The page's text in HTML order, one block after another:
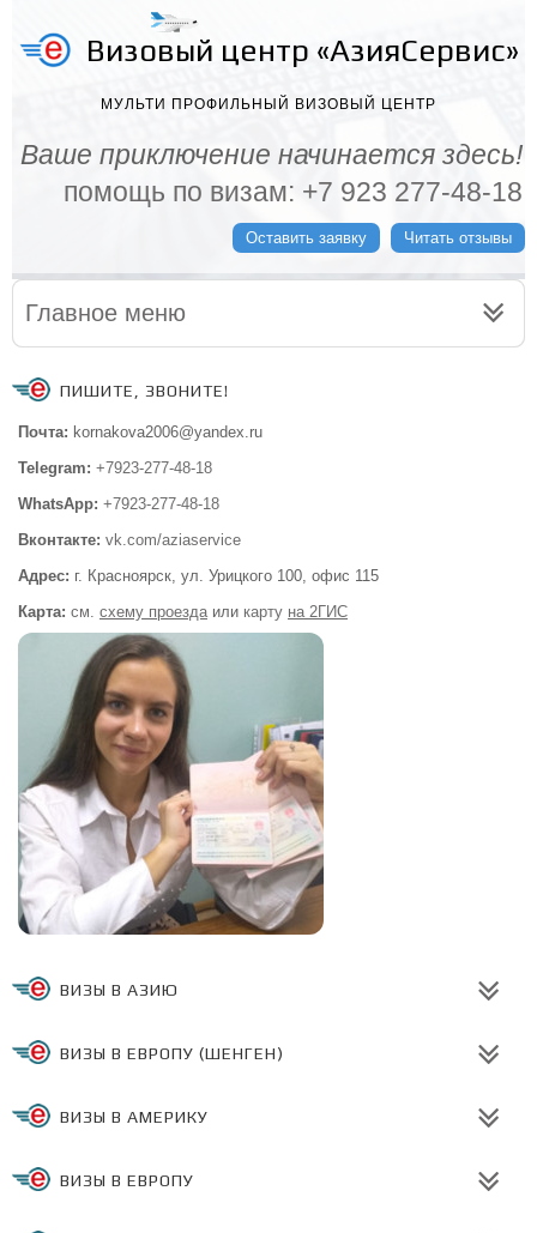
Визовый центр «АзияСервис»
МУЛЬТИ ПРОФИЛЬНЫЙ ВИЗОВЫЙ ЦЕНТР
Ваше приключение начинается здесь!
помощь по визам: +7 923 277-48-18
Оставить заявку Читать отзывы
Главное меню
ПИШИТЕ, ЗВОНИТЕ!
Почта: kornakova2006@yandex.ru
Telegram: +7923-277-48-18
WhatsApp: +7923-277-48-18
Вконтакте: vk.com/aziaservice
Адрес: г. Красноярск, ул. Урицкого 100, офис 115
Карта: см. схему проездаили карту на 2ГИС
ВИЗЫ В АЗИЮ
ВИЗЫ В ЕВРОПУ (ШЕНГЕН)
ВИЗЫ В АМЕРИКУ
ВИЗЫ В ЕВРОПУ